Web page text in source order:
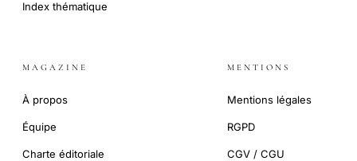
Index thématique
MAGAZINE
À propos
Équipe
Charte éditoriale
MENTIONS
Mentions légales
RGPD
CGV / CGU